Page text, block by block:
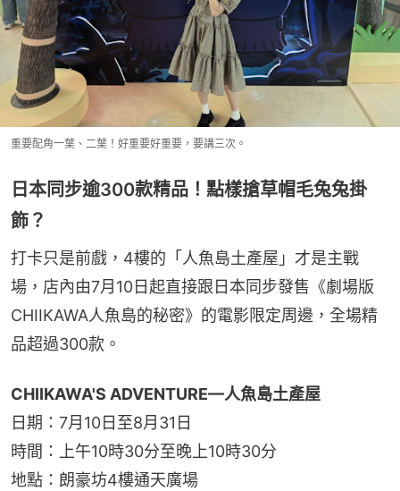
重要配角一葉、二葉！好重要好重要，要講三次。
日本同步逾300款精品！點樣搶草帽毛兔兔掛
飾？
打卡只是前戲，4樓的「人魚島土產屋」才是主戰
場，店內由7月10日起直接跟日本同步發售《劇場版
CHIIKAWA人魚島的秘密》的電影限定周邊，全場精
品超過300款。
CHIIKAWA'S ADVENTURE—人魚島土產屋
日期：7月10日至8月31日
時間：上午10時30分至晚上10時30分
地點：朗豪坊4樓通天廣場